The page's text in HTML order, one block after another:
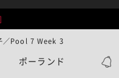
ポーランド
Pool 7 Week 3